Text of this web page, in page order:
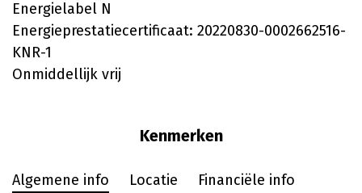
Energielabel N
Energieprestatiecertificaat: 20220830-0002662516-
KNR-1
Onmiddellijk vrij
Kenmerken
Algemene info Locatie Financiële info